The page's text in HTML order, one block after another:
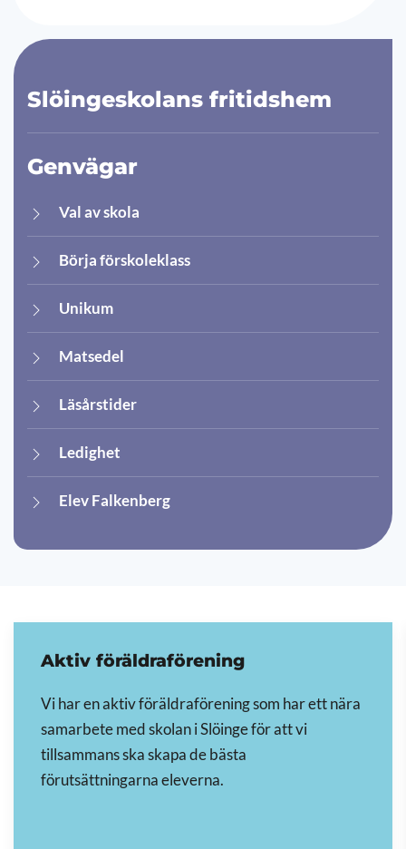
Slöingeskolans fritidshem
Genvägar
Val av skola
Börja förskoleklass
Unikum
Matsedel
Läsårstider
Ledighet
Elev Falkenberg
Aktiv föräldraförening
Vi har en aktiv föräldraförening som har ett nära
samarbete med skolan i Slöinge för att vi
tillsammans ska skapa de bästa
förutsättningarna eleverna.